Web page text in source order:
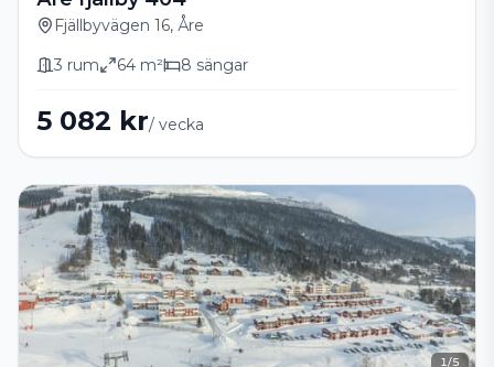
Fjällbyvägen 16, Åre
3 rum 64 m² 8 sängar
5 082 kr/ vecka
1/5